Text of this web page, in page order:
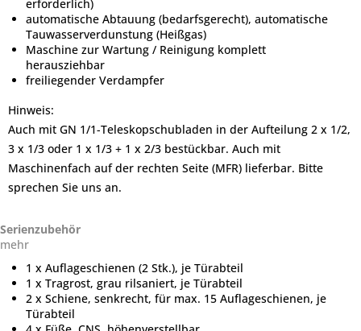
erforderlich)
automatische Abtauung (bedarfsgerecht), automatische
Tauwasserverdunstung (Heißgas)
Maschine zur Wartung / Reinigung komplett
herausziehbar
freiliegender Verdampfer
Hinweis:
Auch mit GN 1/1-Teleskopschubladen in der Aufteilung 2 x 1/2,
3 x 1/3 oder 1 x 1/3 + 1 x 2/3 bestückbar. Auch mit
Maschinenfach auf der rechten Seite (MFR) lieferbar. Bitte
sprechen Sie uns an.
Serienzubehör
mehr
1 x Auflageschienen (2 Stk.), je Türabteil
1 x Tragrost, grau rilsaniert, je Türabteil
2 x Schiene, senkrecht, für max. 15 Auflageschienen, je
Türabteil